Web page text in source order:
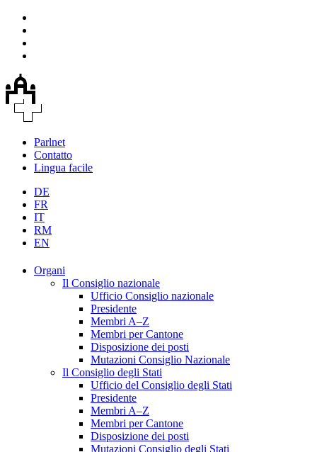
Parlnet
Contatto
Lingua facile
DE
FR
IT
RM
EN
Organi
Il Consiglio nazionale
Ufficio Consiglio nazionale
Presidente
Membri A–Z
Membri per Cantone
Disposizione dei posti
Mutazioni Consiglio Nazionale
Il Consiglio degli Stati
Ufficio del Consiglio degli Stati
Presidente
Membri A–Z
Membri per Cantone
Disposizione dei posti
Mutazioni Consiglio degli Stati